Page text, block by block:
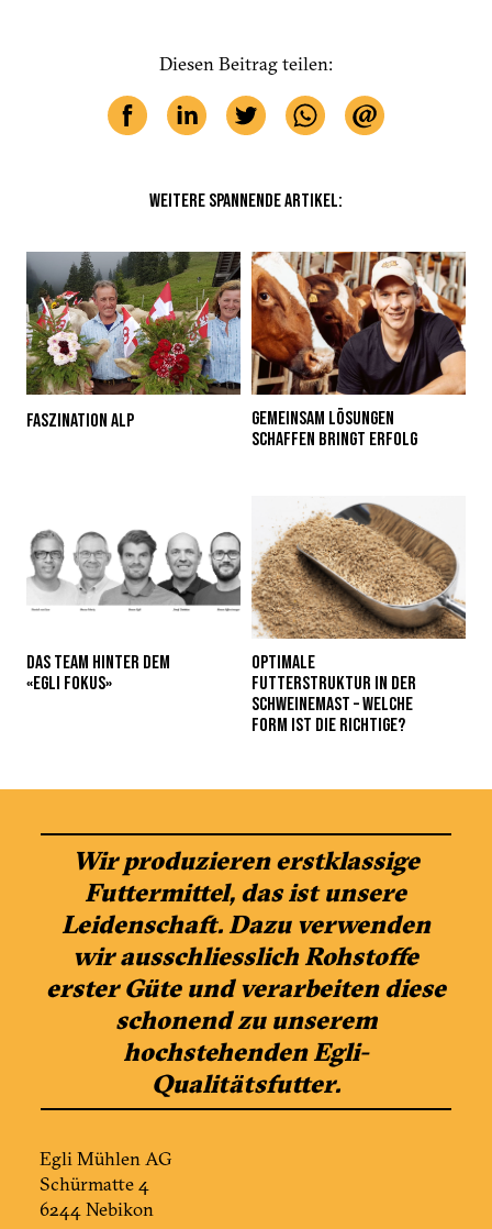
Diesen Beitrag teilen:
WEITERE SPANNENDE ARTIKEL:
FASZINATION ALP
GEMEINSAM LÖSUNGEN
SCHAFFEN BRINGT ERFOLG
DAS TEAM HINTER DEM
«EGLI FOKUS»
OPTIMALE
FUTTERSTRUKTUR IN DER
SCHWEINEMAST – WELCHE
FORM IST DIE RICHTIGE?
Wir produzieren erstklassige
Futtermittel, das ist unsere
Leidenschaft. Dazu verwenden
wir ausschliesslich Rohstoffe
erster Güte und verarbeiten diese
schonend zu unserem
hochstehenden Egli-
Qualitätsfutter.
Egli Mühlen AG
Schürmatte 4
6244 Nebikon